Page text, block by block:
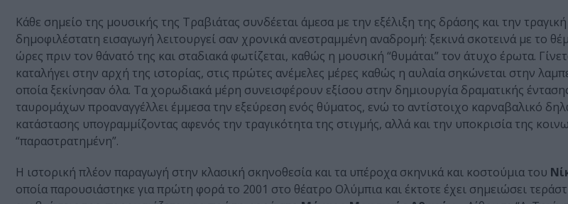
Κάθε σημείο της μουσικής της Τραβιάτας συνδέεται άμεσα με την εξέλιξη της δράσης και την
δημοφιλέστατη εισαγωγή λειτουργεί σαν χρονικά ανεστραμμένη αναδρομή: ξεκινά σκοτεινά με το
ώρες πριν τον θάνατό της και σταδιακά φωτίζεται, καθώς η μουσική “θυμάται” τον άτυχο έρωτα.
καταλήγει στην αρχή της ιστορίας, στις πρώτες ανέμελες μέρες καθώς η αυλαία σηκώνεται στην
οποία ξεκίνησαν όλα. Τα χορωδιακά μέρη συνεισφέρουν εξίσου στην δημιουργία δραματικής
ταυρομάχων προαναγγέλλει έμμεσα την εξεύρεση ενός θύματος, ενώ το αντίστοιχο καρναβαλικό
κατάστασης υπογραμμίζοντας αφενός την τραγικότητα της στιγμής, αλλά και την υποκρισία της
“παραστρατημένη”.
Η ιστορική πλέον παραγωγή στην κλασική σκηνοθεσία και τα υπέροχα σκηνικά και κοστούμια του
οποία παρουσιάστηκε για πρώτη φορά το 2001 στο θέατρο Ολύμπια και έκτοτε έχει σημειώσει